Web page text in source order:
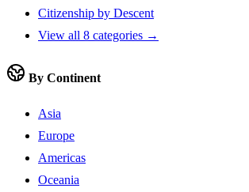
Citizenship by Descent
View all 8 categories →
By Continent
Asia
Europe
Americas
Oceania